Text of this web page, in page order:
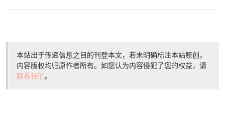
本站出于传递信息之目的刊登本文，若未明确标注本站原创，
内容版权均归原作者所有。如您认为内容侵犯了您的权益，请
联系我们。